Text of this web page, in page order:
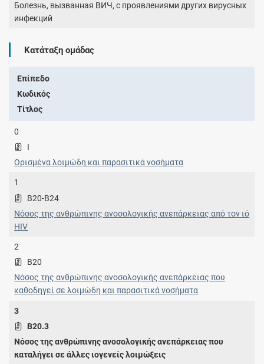
Болезнь, вызванная ВИЧ, с проявлениями других вирусных
инфекций
Κατάταξη ομάδας
Επίπεδο
Κωδικός
Τίτλος
0
I
Ορισμένα λοιμώδη και παρασιτικά νοσήματα
1
B20-B24
Νόσος της ανθρώπινης ανοσολογικής ανεπάρκειας από τον ιό
HIV
2
B20
Νόσος της ανθρώπινης ανοσολογικής ανεπάρκειας που
καθοδηγεί σε λοιμώδη και παρασιτικά νοσήματα
3
B20.3
Νόσος της ανθρώπινης ανοσολογικής ανεπάρκειας που
καταλήγει σε άλλες ιογενείς λοιμώξεις